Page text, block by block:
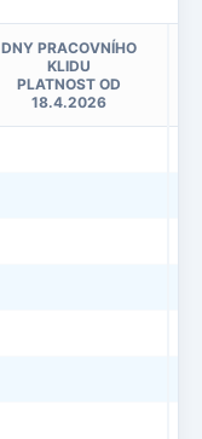
DNY PRACOVNÍHO
KLIDU
PLATNOST OD
18.4.2026